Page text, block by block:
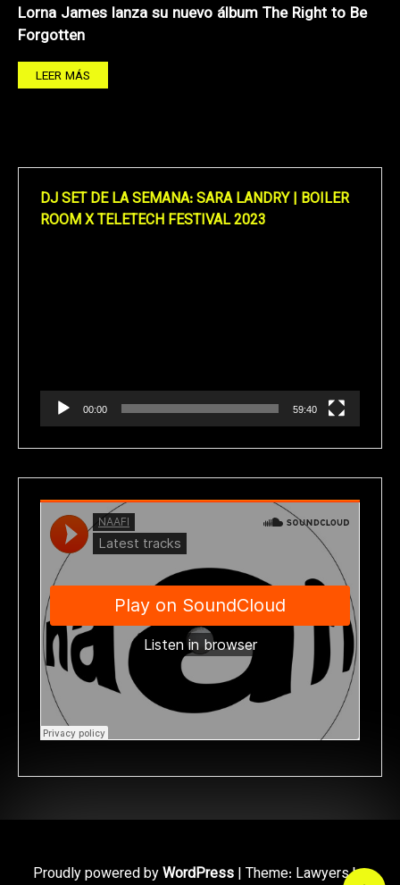
Lorna James lanza su nuevo álbum The Right to Be
Forgotten
LEER MÁS
DJ SET DE LA SEMANA: SARA LANDRY | BOILER
ROOM X TELETECH FESTIVAL 2023
00:00 59:40
Proudly powered byWordPress | Theme: Lawyers by